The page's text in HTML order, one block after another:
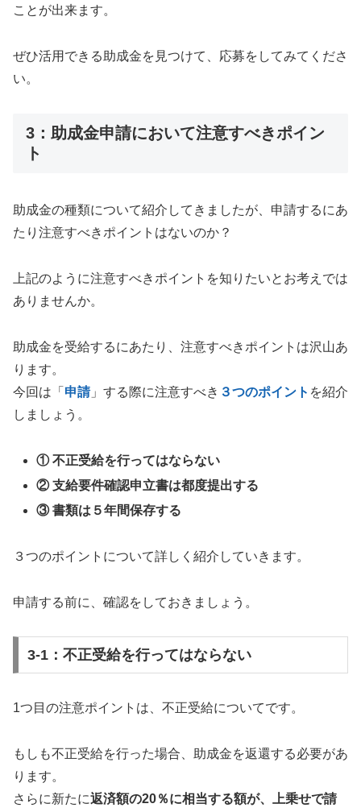
ことが出来ます。
ぜひ活用できる助成金を見つけて、応募をしてみてくださ
い。
3：助成金申請において注意すべきポイン
ト
助成金の種類について紹介してきましたが、申請するにあ
たり注意すべきポイントはないのか？
上記のように注意すべきポイントを知りたいとお考えでは
ありませんか。
助成金を受給するにあたり、注意すべきポイントは沢山あ
ります。
今回は「 申請」する際に注意すべき ３つのポイント を紹介
しましょう。
①不正受給を行ってはならない
②支給要件確認申立書は都度提出する
③書類は５年間保存する
３つのポイントについて詳しく紹介していきます。
申請する前に、確認をしておきましょう。
3-1：不正受給を行ってはならない
1つ目の注意ポイントは、不正受給についてです。
もしも不正受給を行った場合、助成金を返還する必要があ
ります。
さらに新たに返済額の20％に相当する額が、上乗せで請